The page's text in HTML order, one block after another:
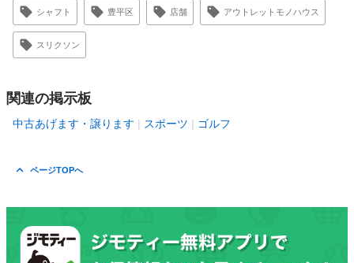
シャフト 豊平区 店舗 アウトレットモノハウス
スリクソン
関連の掲示板
中古あげます・譲ります スポーツ ゴルフ
ページTOPへ